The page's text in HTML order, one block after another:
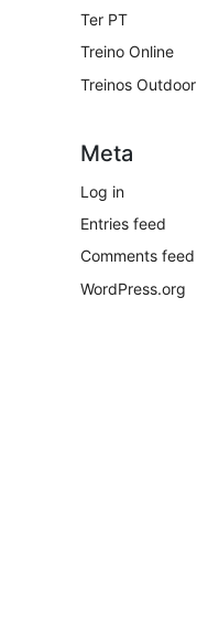
Ter PT
Treino Online
Treinos Outdoor
Meta
Log in
Entries feed
Comments feed
WordPress.org